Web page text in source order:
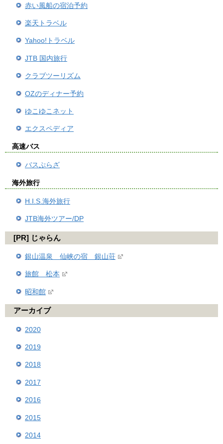
赤い風船の宿泊予約
楽天トラベル
Yahoo!トラベル
JTB 国内旅行
クラブツーリズム
OZのディナー予約
ゆこゆこネット
エクスペディア
高速バス
バスぷらざ
海外旅行
H.I.S.海外旅行
JTB海外ツアー/DP
[PR] じゃらん
銀山温泉 仙峡の宿 銀山荘
旅館 松本
昭和館
アーカイブ
2020
2019
2018
2017
2016
2015
2014